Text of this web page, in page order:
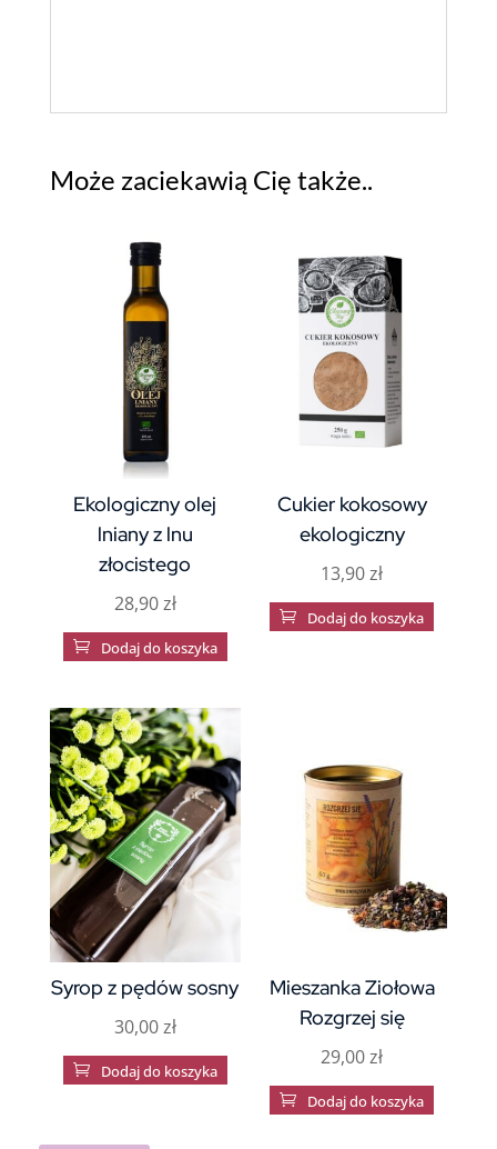
Może zaciekawią Cię także..
Ekologiczny olej
lniany z lnu
złocistego
28,90zł
 Dodaj do koszyka
Cukier kokosowy
ekologiczny
13,90zł
 Dodaj do koszyka
Syrop z pędów sosny
30,00zł
 Dodaj do koszyka
Mieszanka Ziołowa
Rozgrzej się
29,00zł
 Dodaj do koszyka